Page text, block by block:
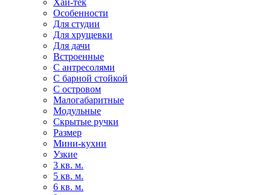
Хай-тек
Особенности
Для студии
Для хрущевки
Для дачи
Встроенные
С антресолями
С барной стойкой
С островом
Малогабаритные
Модульные
Скрытые ручки
Размер
Мини-кухни
Узкие
3 кв. м.
5 кв. м.
6 кв. м.